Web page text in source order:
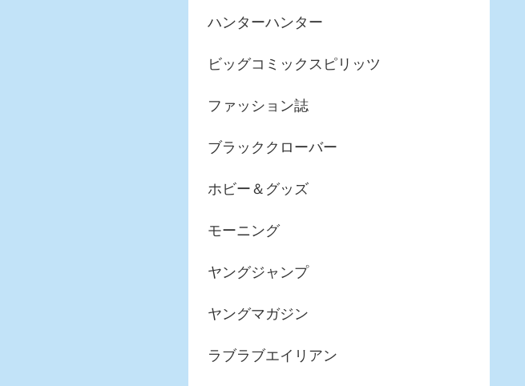
ハンターハンター
ビッグコミックスピリッツ
ファッション誌
ブラッククローバー
ホビー＆グッズ
モーニング
ヤングジャンプ
ヤングマガジン
ラブラブエイリアン